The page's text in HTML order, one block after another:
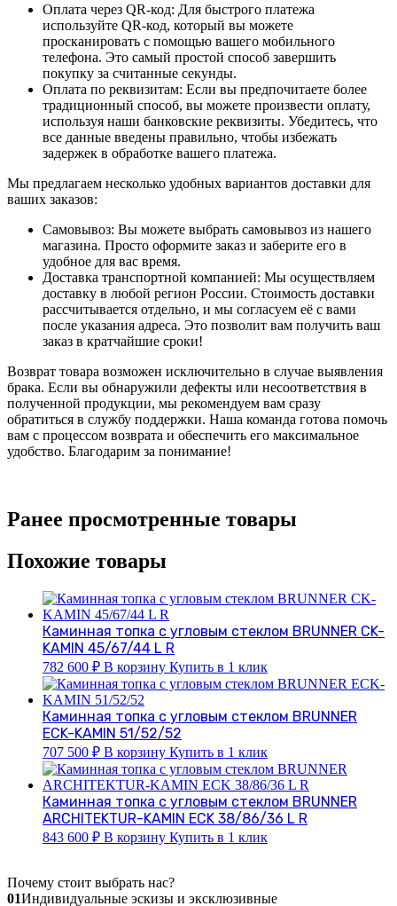
Оплата через QR-код: Для быстрого платежа
используйте QR-код, который вы можете
просканировать с помощью вашего мобильного
телефона. Это самый простой способ завершить
покупку за считанные секунды.
Оплата по реквизитам: Если вы предпочитаете более
традиционный способ, вы можете произвести оплату,
используя наши банковские реквизиты. Убедитесь, что
все данные введены правильно, чтобы избежать
задержек в обработке вашего платежа.
Мы предлагаем несколько удобных вариантов доставки для
ваших заказов:
Самовывоз: Вы можете выбрать самовывоз из нашего
магазина. Просто оформите заказ и заберите его в
удобное для вас время.
Доставка транспортной компанией: Мы осуществляем
доставку в любой регион России. Стоимость доставки
рассчитывается отдельно, и мы согласуем её с вами
после указания адреса. Это позволит вам получить ваш
заказ в кратчайшие сроки!
Возврат товара возможен исключительно в случае выявления
брака. Если вы обнаружили дефекты или несоответствия в
полученной продукции, мы рекомендуем вам сразу
обратиться в службу поддержки. Наша команда готова помочь
вам с процессом возврата и обеспечить его максимальное
удобство. Благодарим за понимание!
Ранее просмотренные товары
Похожие товары
Каминная топка с угловым стеклом BRUNNER CK-
KAMIN 45/67/44 L R
782 600 ₽ В корзину Купить в 1 клик
Каминная топка с угловым стеклом BRUNNER
ECK-KAMIN 51/52/52
707 500 ₽ В корзину Купить в 1 клик
Каминная топка с угловым стеклом BRUNNER
ARCHITEKTUR-KAMIN ECK 38/86/36 L R
843 600 ₽ В корзину Купить в 1 клик
Почему стоит выбрать нас?
01Индивидуальные эскизы и эксклюзивные